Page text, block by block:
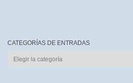
CATEGORÍAS DE ENTRADAS
CATEGORÍAS